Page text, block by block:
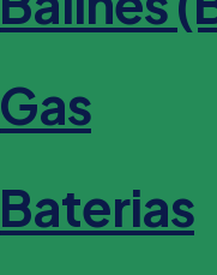
Gas
Baterias